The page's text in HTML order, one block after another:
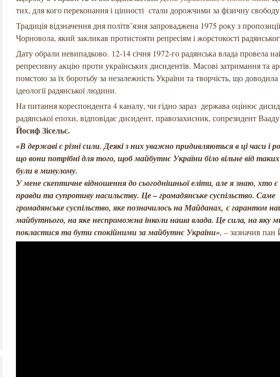
тих, для кого переконання і цінності стали дорожчими за фізичну
Традиція відзначення дня політв’язня запроваджена 1975 року з
Чорновола, який закликав протистояти репресіям і жорстокості
Дату обрали невипадково. 12-14 січня 1972-го радянська влада провела
репресивну акцію проти українських дисидентів. Масові затримання та
помстою за їх боротьбу за незалежність України та творчість, що доводила
ідеології радянської людини.
На питання кореспондента 4 каналу, чи гідно зараз держава оцінює
радянської епохи, відповідає дисидент, правозахисник, сопрезидент
Йосиф Зісельс.
«В державі є різні сили. Деякі з них уважно придивляються в ці часи і
що вони потрібні для того, щоб майбутнє України біло вільне від таких
були в минулому.
У мене скептичне відношення до сьогоднішньої еліти, але я знаю, хто є
правди та супротиву насильству. Це – громадянське суспільство. Саме
громадянське суспільство, яке позначилось на Майданах, є гарантом
майбутнього, на яке неспроможна інколи наша влада. Це сила, на яку
покластися та бути спокійними за майбутнє України», –зазначив